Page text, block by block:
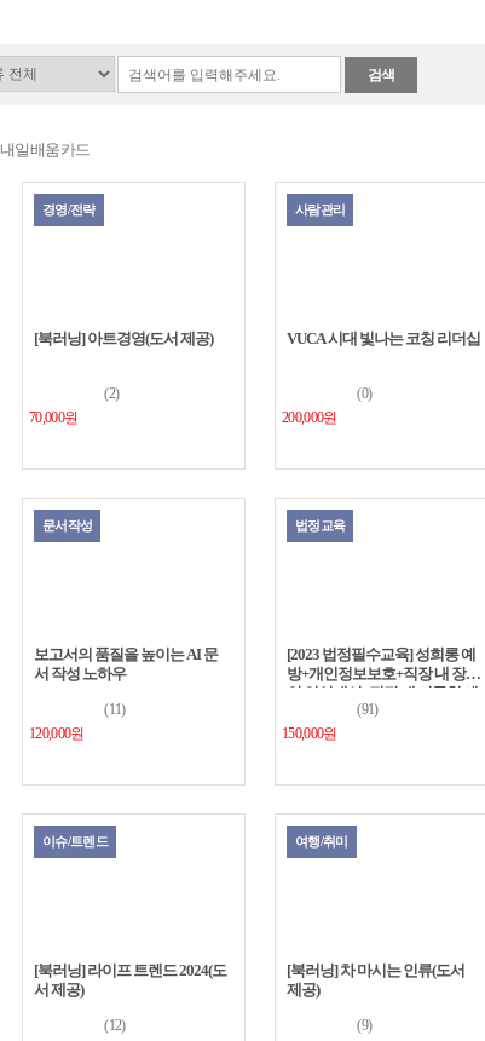
검색
내일배움카드
경영/전략
[북러닝] 아트경영(도서 제공)
(2)
70,000원
사람관리
VUCA 시대 빛나는 코칭 리더십
(0)
200,000원
문서작성
보고서의 품질을 높이는 AI 문
서 작성 노하우
(11)
120,000원
법정교육
[2023 법정필수교육] 성희롱 예
방+개인정보보호+직장 내 장애
인 인식개선+직장 내 괴롭힘 예
방+퇴직연금(91)
150,000원
이슈/트렌드
[북러닝] 라이프 트렌드 2024(도
서 제공)
(12)
여행/취미
[북러닝] 차 마시는 인류(도서
제공)
(9)